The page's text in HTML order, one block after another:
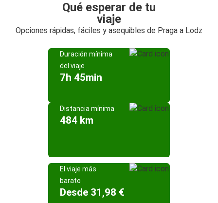
Qué esperar de tu
viaje
Opciones rápidas, fáciles y asequibles de Praga a Lodz
Duración mínima
del viaje
7h 45min
Distancia mínima
484 km
El viaje más
barato
Desde 31,98 €